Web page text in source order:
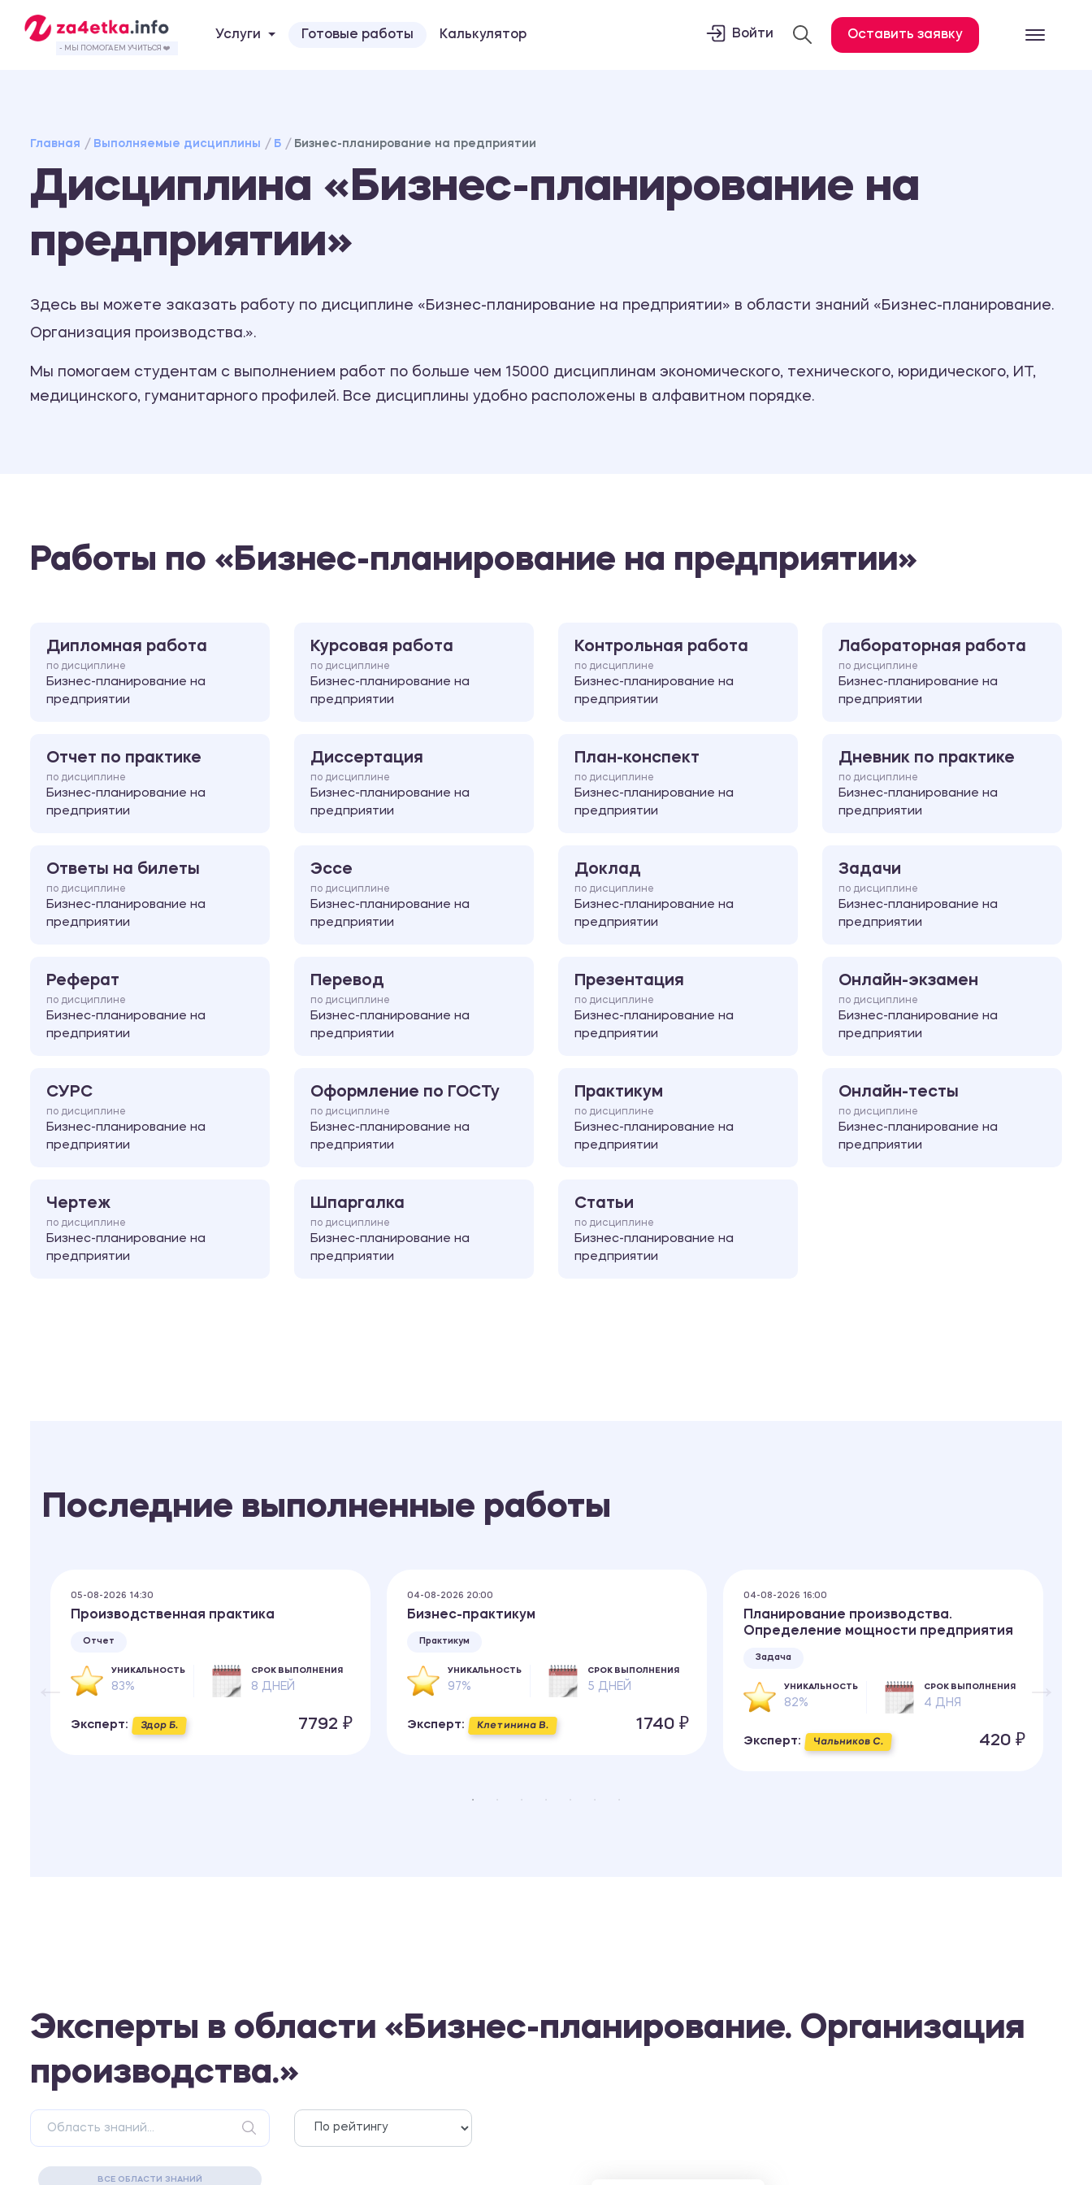
Курсовая работа
Ответы на билеты
- МЫ ПОМОГАЕМ УЧИТЬСЯ ❤️
Услуги Готовые работы Калькулятор Войти Оставить заявку
Главная Выполняемые дисциплины Б Бизнес-планирование на предприятии
Дисциплина «Бизнес-планирование на
предприятии»
Здесь вы можете заказать работу по дисциплине «Бизнес-планирование на предприятии» в области знаний «Бизнес-планирование.
Организация производства.».
Мы помогаем студентам с выполнением работ по больше чем 15000 дисциплинам экономического, технического, юридического, ИТ,
медицинского, гуманитарного профилей. Все дисциплины удобно расположены в алфавитном порядке.
Работы по «Бизнес-планирование на предприятии»
Дипломная работа
по дисциплине
Бизнес-планирование на
предприятии
Курсовая работа
по дисциплине
Бизнес-планирование на
предприятии
Контрольная работа
по дисциплине
Бизнес-планирование на
предприятии
Лабораторная работа
по дисциплине
Бизнес-планирование на
предприятии
Отчет по практике
по дисциплине
Бизнес-планирование на
предприятии
Диссертация
по дисциплине
Бизнес-планирование на
предприятии
План-конспект
по дисциплине
Бизнес-планирование на
предприятии
Дневник по практике
по дисциплине
Бизнес-планирование на
предприятии
Ответы на билеты
по дисциплине
Бизнес-планирование на
предприятии
Эссе
по дисциплине
Бизнес-планирование на
предприятии
Доклад
по дисциплине
Бизнес-планирование на
предприятии
Задачи
по дисциплине
Бизнес-планирование на
предприятии
Реферат
по дисциплине
Бизнес-планирование на
предприятии
Перевод
по дисциплине
Бизнес-планирование на
предприятии
Презентация
по дисциплине
Бизнес-планирование на
предприятии
Онлайн-экзамен
по дисциплине
Бизнес-планирование на
предприятии
СУРС
по дисциплине
Бизнес-планирование на
предприятии
Оформление по ГОСТу
по дисциплине
Бизнес-планирование на
предприятии
Практикум
по дисциплине
Бизнес-планирование на
предприятии
Онлайн-тесты
по дисциплине
Бизнес-планирование на
предприятии
Чертеж
по дисциплине
Бизнес-планирование на
предприятии
Шпаргалка
по дисциплине
Бизнес-планирование на
предприятии
Статьи
по дисциплине
Бизнес-планирование на
предприятии
Последние выполненные работы
05-08-2026 14:30
Производственная практика
Отчет
УНИКАЛЬНОСТЬ
83%
СРОК ВЫПОЛНЕНИЯ
8 ДНЕЙ
Эксперт: Здор Б. 7792 ₽
04-08-2026 20:00
Бизнес-практикум
Практикум
УНИКАЛЬНОСТЬ
97%
СРОК ВЫПОЛНЕНИЯ
5 ДНЕЙ
Эксперт: Клетинина В. 1740 ₽
04-08-2026 16:00
Планирование производства.
Определение мощности предприятия
Задача
УНИКАЛЬНОСТЬ
82%
СРОК ВЫПОЛНЕНИЯ
4 ДНЯ
Эксперт: Чальников С. 420 ₽
Эксперты в области «Бизнес-планирование. Организация
производства.»
ВСЕ ОБЛАСТИ ЗНАНИЙ